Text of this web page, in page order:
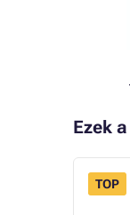
Ezek
TOP